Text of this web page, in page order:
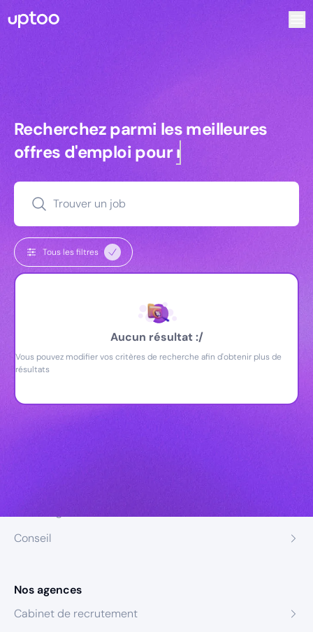
Recherchez parmi les meilleures
Recherchez parmi les meilleures
offres d'emploi pourmanagers
Trouver un job
Tous les filtres
Aucun résultat :/
Vous pouvez modifier vos critères de recherche afin d'obtenir plus de
résultats
Conseil
Nos agences
Cabinet de recrutement